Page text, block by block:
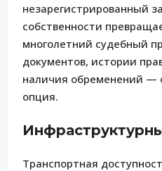
незарегистрированный
собственности
многолетний судебный
документов, истории
наличия обременений —
опция.
Транспортная